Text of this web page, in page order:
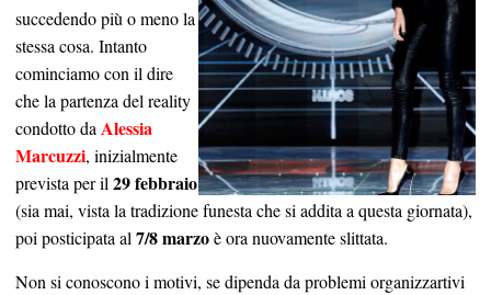
succedendo più o meno la
stessa cosa. Intanto
cominciamo con il dire
che la partenza del reality
condotto daAlessia
Marcuzzi, inizialmente
prevista per il29 febbraio
(sia mai, vista la tradizione funesta che si addita a questa giornata),
poi posticipata al7/8 marzoè ora nuovamente slittata.
Non si conoscono i motivi, se dipenda da problemi organizzartivi